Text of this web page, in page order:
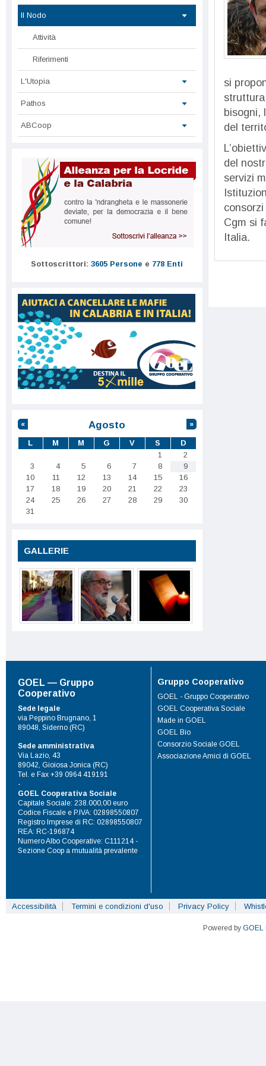
si
bisogni,
del
del
servizi
Cgm si
Italia.
Il Nodo
Attività
Riferimenti
L'Utopia
Pathos
ABCoop
Sottoscrittori: 3605 Persone e 778 Enti
Agosto
« »
L M M G V S
D
1
2
3
4 5 6 7 8
9
10
11 12 13 14 15
16
17
18 19 20 21 22
23
24
25 26 27 28 29
30
31
GALLERIE
GOEL — Gruppo
Cooperativo
Sede legale
via Peppino Brugnano, 1
89048, Siderno (RC)
Sede amministrativa
Via Lazio, 43
89042, Gioiosa Jonica (RC)
Tel. e Fax +39 0964 419191
-
GOEL Cooperativa Sociale
Capitale Sociale: 238.000,00 euro
Codice Fiscale e P.IVA: 02898550807
Registro Imprese di RC: 02898550807
REA: RC-196874
Numero Albo Cooperative: C111214 -
Sezione Coop a mutualità prevalente
Gruppo Cooperativo
GOEL - Gruppo Cooperativo
GOEL Cooperativa Sociale
Made in GOEL
GOEL Bio
Consorzio Sociale GOEL
Associazione Amici di GOEL
Accessibilità Termini e condizioni d'uso Privacy Policy
Powered by GOEL